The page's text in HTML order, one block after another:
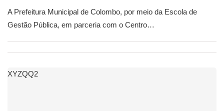
A Prefeitura Municipal de Colombo, por meio da Escola de
Gestão Pública, em parceria com o Centro…
XYZQQ2